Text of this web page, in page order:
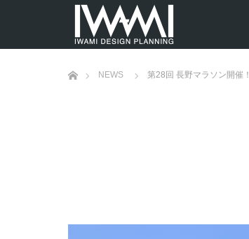
NEWS 第28回 長野マラソン開催！